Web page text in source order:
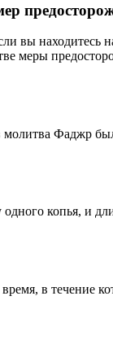
вы
меры
молитва Фаджр
копья, и
в течение